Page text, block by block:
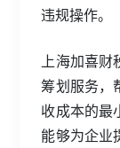
违规操作。
上海加喜财
筹划服务，
收成本的最
能够为企业